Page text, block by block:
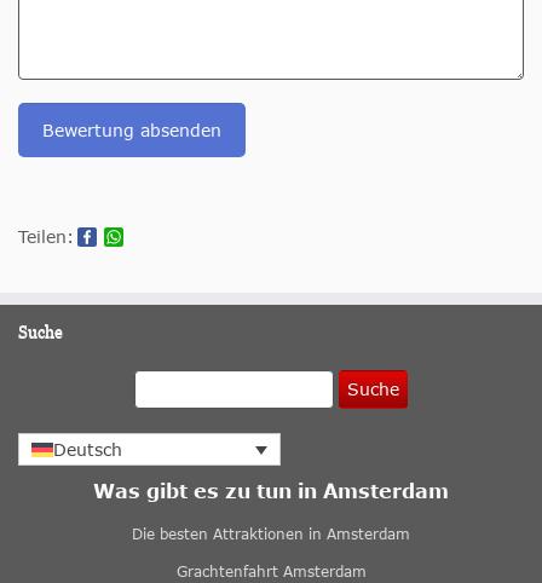
Bewertung absenden
Teilen:
Suche
Suche
Deutsch
Was gibt es zu tun in Amsterdam
Die besten Attraktionen in Amsterdam
Grachtenfahrt Amsterdam